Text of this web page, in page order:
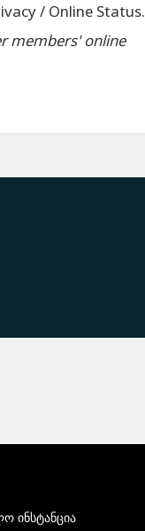
/ Online Status.
members' online
ინსტანცია